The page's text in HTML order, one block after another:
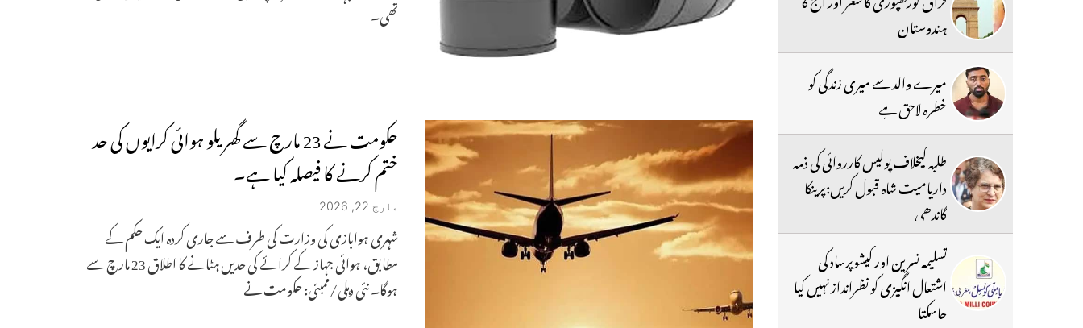
تھی۔
حکومت نے 23 مارچ سے گھریلو ہوائی کرایوں کی حد
ختم کرنے کا فیصلہ کیا ہے۔
مارچ 22, 2026
شہری ہوابازی کی وزارت کی طرف سے جاری کردہ ایک حکم کے
مطابق، ہوائی جہاز کے کرائے کی حدیں ہٹانے کا اطلاق 23 مارچ سے
ہوگا۔ نئی دہلی/ممبئی: حکومت نے
ہندوستان
میرے والد سے میری زندگی کو
خطرہ لاحق ہے
طلبہ کیخلاف پولیس کارروائی کی ذمہ
داریامیت شاہ قبول کریں:پرینکا
گاندھی
تسلیمہ نسرین اور کیشوپرساد کی
اشتعال انگیزی کو نظرانداز نہیں کیا
جاسکتا